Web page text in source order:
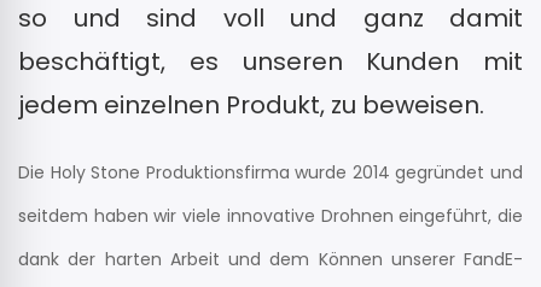
so und sind voll und ganz damit
beschäftigt, es unseren Kunden mit
jedem einzelnen Produkt, zu beweisen.
Die Holy Stone Produktionsfirma wurde 2014 gegründet und
seitdem haben wir viele innovative Drohnen eingeführt, die
dank der harten Arbeit und dem Können unserer FandE-